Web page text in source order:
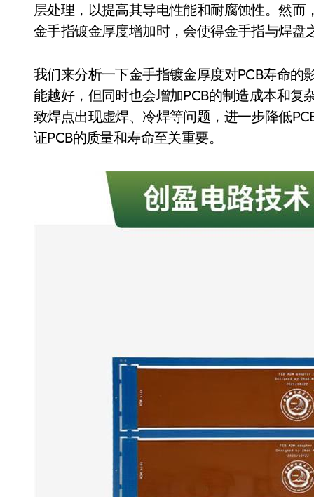
层处理，以提高其导电性能和耐腐蚀性。然
金手指镀金厚度增加时，会使得金手指与焊
我们来分析一下金手指镀金厚度对PCB寿命
能越好，但同时也会增加PCB的制造成本和
致焊点出现虚焊、冷焊等问题，进一步降低
证PCB的质量和寿命至关重要。